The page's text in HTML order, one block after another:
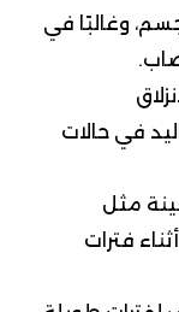
وغالبًا في
في حالات
مثل
فترات